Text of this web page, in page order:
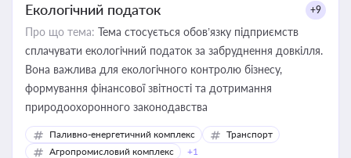
Екологічний податок +9
Про що тема: Тема стосується обов’язку підприємств
сплачувати екологічний податок за забруднення довкілля.
Вона важлива для екологічного контролю бізнесу,
формування фінансової звітності та дотримання
природоохоронного законодавства
Паливно-енергетичний комплекс
Транспорт
Агропромисловий комплекс
+1